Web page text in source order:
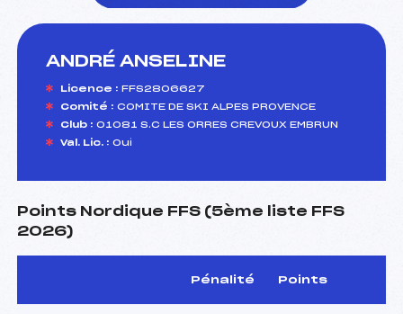
ANDRÉ ANSELINE
Licence : FFS2806627
Comité : COMITE DE SKI ALPES PROVENCE
Club : 01081 S.C LES ORRES CREVOUX EMBRUN
Val. Lic. : Oui
Points Nordique FFS (5ème liste FFS
2026)
Pénalité Points